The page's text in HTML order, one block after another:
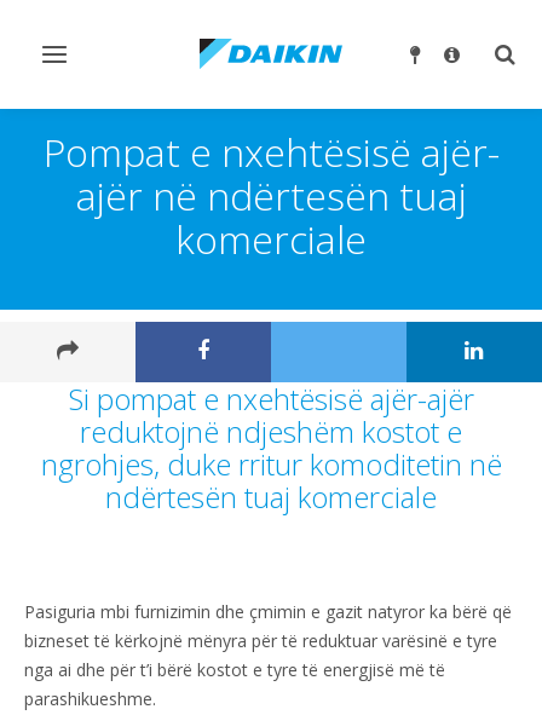
Ndrysho
Pompat e nxehtësisë ajër-
ajër në ndërtesën tuaj
komerciale
Si pompat e nxehtësisë ajër-ajër
reduktojnë ndjeshëm kostot e
ngrohjes, duke rritur komoditetin në
ndërtesën tuaj komerciale
Pasiguria mbi furnizimin dhe çmimin e gazit natyror ka bërë që
bizneset të kërkojnë mënyra për të reduktuar varësinë e tyre
nga ai dhe për t’i bërë kostot e tyre të energjisë më të
parashikueshme.